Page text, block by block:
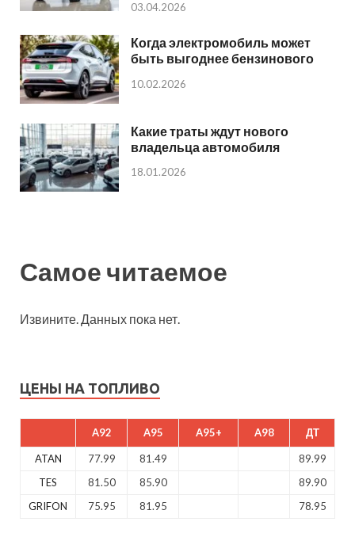
03.04.2026
Когда электромобиль может
быть выгоднее бензинового
10.02.2026
Какие траты ждут нового
владельца автомобиля
18.01.2026
Самое читаемое
Извините. Данных пока нет.
ЦЕНЫ НА ТОПЛИВО
A92 A95 A95+ A98 ДТ
ATAN 77.99 81.49
89.99
TES
81.50 85.90
89.90
GRIFON
75.95 81.95 78.95